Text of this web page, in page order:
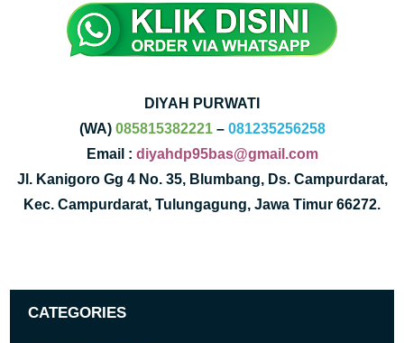
DIYAH PURWATI
(WA) 085815382221– 081235256258
Email : diyahdp95bas@gmail.com
Jl. Kanigoro Gg 4 No. 35, Blumbang, Ds. Campurdarat,
Kec. Campurdarat, Tulungagung, Jawa Timur 66272.
CATEGORIES